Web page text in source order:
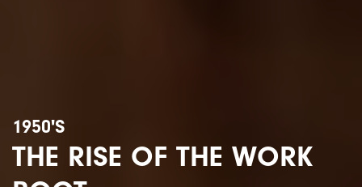
1950'S
THE RISE OF THE WORK